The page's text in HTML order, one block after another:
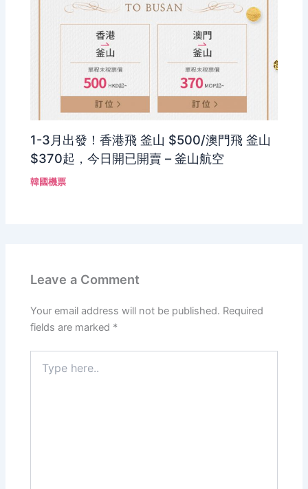
1-3月出發！香港飛 釜山 $500/澳門飛 釜山
$370起，今日開已開賣 – 釜山航空
韓國機票
Leave a Comment
Your email address will not be published. Required
fields are marked *
here..